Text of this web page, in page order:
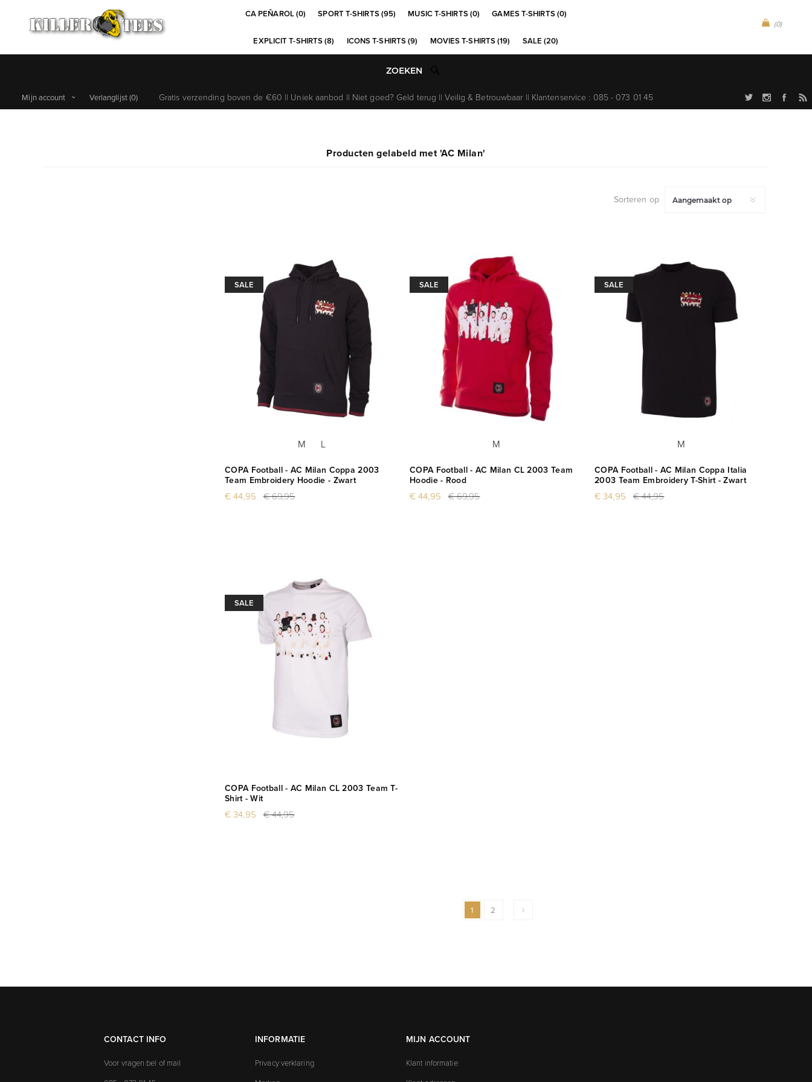
(0)
CA PEÑAROL (0) SPORT T-SHIRTS (95) MUSIC T-SHIRTS (0) GAMES T-SHIRTS (0)
EXPLICIT T-SHIRTS (8) ICONS T-SHIRTS (9) MOVIES T-SHIRTS (19) SALE (20)
Gratis verzending boven de €60 || Uniek aanbod || Niet goed? Geld terug || Veilig & Betrouwbaar || Klantenservice : 085 - 073 01 45
Mijn account Verlanglijst(0)
Producten gelabeld met 'AC Milan'
Sorteren op
SALE
M L
COPA Football - AC Milan Coppa 2003
Team Embroidery Hoodie - Zwart
€ 44,95 € 69,95
SALE
M
COPA Football - AC Milan CL 2003 Team
Hoodie - Rood
€ 44,95 € 69,95
SALE
M
COPA Football - AC Milan Coppa Italia
2003 Team Embroidery T-Shirt - Zwart
€ 34,95 € 44,95
SALE
COPA Football - AC Milan CL 2003 Team T-
Shirt - Wit
€ 34,95 € 44,95
1 2
CONTACT INFO
Voor vragen bel of mail
INFORMATIE
Privacy verklaring
MIJN ACCOUNT
Klant informatie